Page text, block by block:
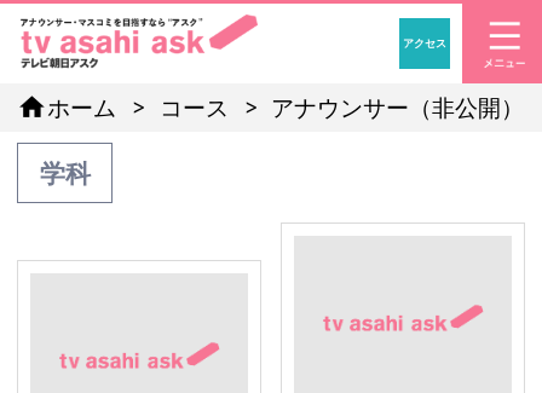
「アナウンサー・マ
アクセス
homeホーム コース アナウンサー（非公開）
学科